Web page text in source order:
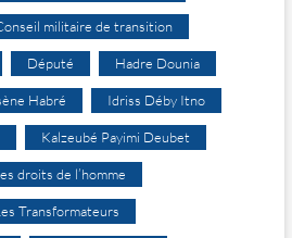
militaire de transition
Député Hadre Dounia
Habré Idriss Déby Itno
Kalzeubé Payimi Deubet
droits de l’homme
Transformateurs